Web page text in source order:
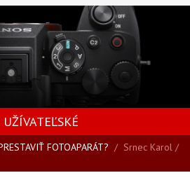
ÚVOD
MAGAZÍN
VŠETKY ČLÁNKY
NOVINKY
BLOG
KÚPOU
FOTOAPARÁT? / Srnec Karol /